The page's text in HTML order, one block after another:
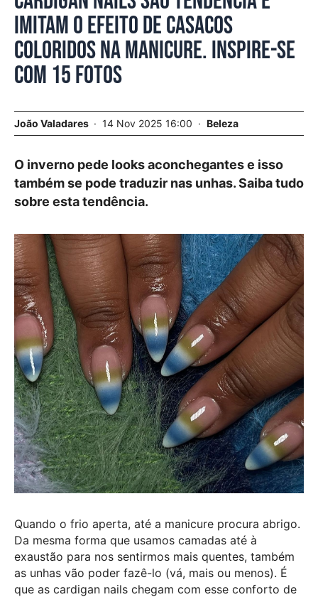
imitam o efeito de casacos
coloridos na manicure. Inspire-se
com 15 fotos
João Valadares 14 Nov 2025 16:00 Beleza
O inverno pede looks aconchegantes e isso
também se pode traduzir nas unhas. Saiba tudo
sobre esta tendência.
Quando o frio aperta, até a manicure procura abrigo.
Da mesma forma que usamos camadas até à
exaustão para nos sentirmos mais quentes, também
as unhas vão poder fazê-lo (vá, mais ou menos). É
que as cardigan nails chegam com esse conforto de